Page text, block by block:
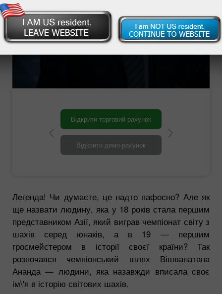
XVийчемпіон світу з шахів
Відкрити торговий рахунок
Відкрити демо-рахунок
Легенда! Чи думаєте, це надто пафосно? Але як
ще назвати людину, яка у 18 років стала першим
представником Азії, який виграв чемпіонат світу з
шахів серед юнаків, а в 19 — першим
гросмейстером в історії своєї країни? Так
розпочався чемпіонський шлях Вішванатана
Ананда — людини, яка назавжди вписала своє
ім\'я в історію світових шахів.